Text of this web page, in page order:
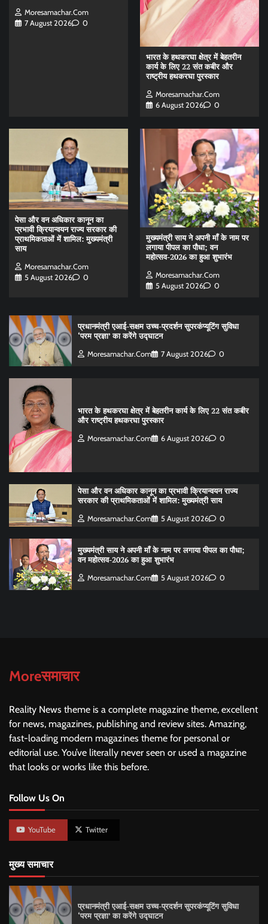
Moresamachar.com
7 August 2026
0
भारत के हथकरघा क्षेत्र में बेहतरीन
कार्य के लिए 22 संत कबीर और
राष्ट्रीय हथकरघा पुरस्कार
Moresamachar.com
6 August 2026
0
पेसा और वन अधिकार कानून का
प्रभावी क्रियान्वयन राज्य सरकार की
प्राथमिकताओं में शामिल: मुख्यमंत्री
साय
Moresamachar.com
5 August 2026
0
मुख्यमंत्री साय ने अपनी माँ के नाम पर
लगाया पीपल का पौधा; वन
महोत्सव-2026 का हुआ शुभारंभ
Moresamachar.com
5 August 2026
0
प्रधानमंत्री एआई-सक्षम उच्च-प्रदर्शन सुपरकंप्यूटिंग सुविधा
‘परम प्रज्ञा’ का करेंगे उद्घाटन
Moresamachar.com 7 August 2026 0
भारत के हथकरघा क्षेत्र में बेहतरीन कार्य के लिए 22 संत कबीर
और राष्ट्रीय हथकरघा पुरस्कार
Moresamachar.com 6 August 2026 0
पेसा और वन अधिकार कानून का प्रभावी क्रियान्वयन राज्य
सरकार की प्राथमिकताओं में शामिल: मुख्यमंत्री साय
Moresamachar.com 5 August 2026 0
मुख्यमंत्री साय ने अपनी माँ के नाम पर लगाया पीपल का पौधा;
वन महोत्सव-2026 का हुआ शुभारंभ
Moresamachar.com 5 August 2026 0
Moreसमाचार
Reality News theme is a complete magazine theme, excellent
for news, magazines, publishing and review sites. Amazing,
fast-loading modern magazines theme for personal or
editorial use. You’ve literally never seen or used a magazine
that looks or works like this before.
Follow Us On
YouTube Twitter
मुख्य समाचार
प्रधानमंत्री एआई-सक्षम उच्च-प्रदर्शन सुपरकंप्यूटिंग सुविधा
‘परम प्रज्ञा’ का करेंगे उद्घाटन